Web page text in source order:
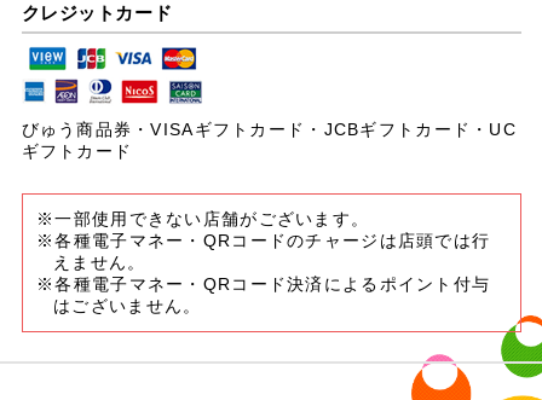
クレジットカード
びゅう商品券・VISAギフトカード・JCBギフトカード・UC
ギフトカード
※一部使用できない店舗がございます。
※各種電子マネー・QRコードのチャージは店頭では行
えません。
※各種電子マネー・QRコード決済によるポイント付与
はございません。